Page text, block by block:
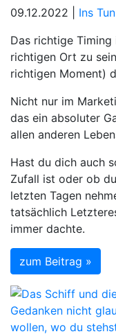
09.12.2022 | Ins
Das richtige
richtigen Ort zu
richtigen Moment)
Nicht nur im
das ein absoluter
allen anderen
Hast du dich auch
Zufall ist oder ob
letzten Tagen
tatsächlich
immer dachte.
zum Beitrag »